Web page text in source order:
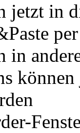
jetzt in
in